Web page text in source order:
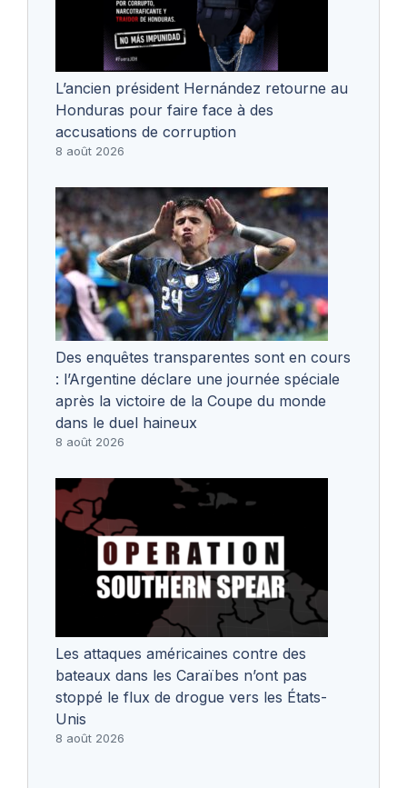
L’ancien président Hernández retourne au
Honduras pour faire face à des
accusations de corruption
8 août 2026
Des enquêtes transparentes sont en cours
: l’Argentine déclare une journée spéciale
après la victoire de la Coupe du monde
dans le duel haineux
8 août 2026
Les attaques américaines contre des
bateaux dans les Caraïbes n’ont pas
stoppé le flux de drogue vers les États-
Unis
8 août 2026